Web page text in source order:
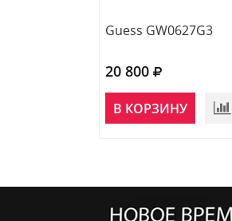
Guess GW0627G3
20 800
В КОРЗИНУ